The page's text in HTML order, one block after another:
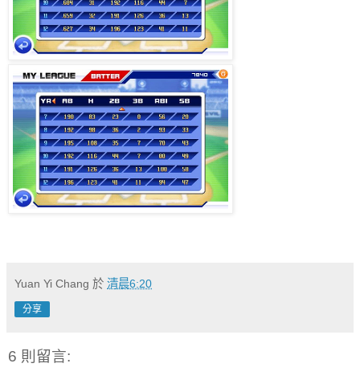
Yuan Yi Chang 於 清晨6:20
分享
6 則留言: